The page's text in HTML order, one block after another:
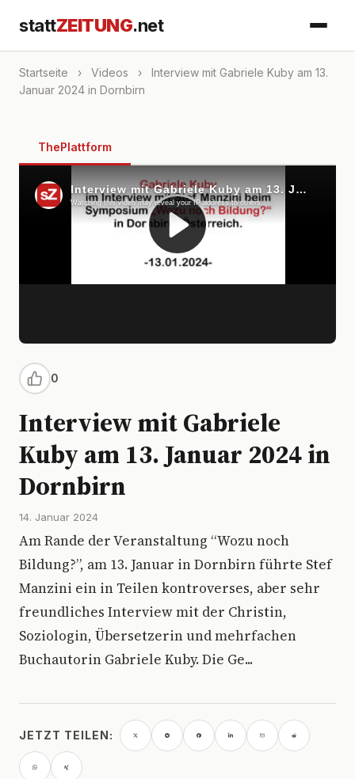
stattZEITUNG.net
Startseite › Videos ›
Interview mit Gabriele Kuby am 13.
Januar 2024 in Dornbirn
ThePlattform
0
Interview mit Gabriele
Kuby am 13. Januar 2024 in
Dornbirn
14. Januar 2024
Am Rande der Veranstaltung “Wozu noch
Bildung?”, am 13. Januar in Dornbirn führte Stef
Manzini ein in Teilen kontroverses, aber sehr
freundliches Interview mit der Christin,
Soziologin, Übersetzerin und mehrfachen
Buchautorin Gabriele Kuby. Die Ge...
JETZT TEILEN: